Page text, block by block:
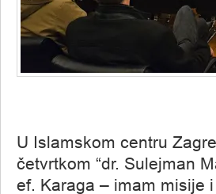
U Islamskom centru
četvrtkom “dr. Sulejman
ef. Karaga – imam misije i